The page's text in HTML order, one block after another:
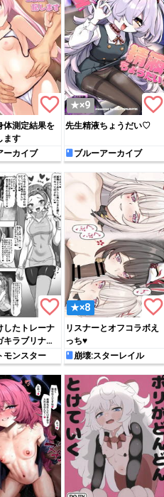
favorite_border
体測定結果を
ます
ーカイブ
★×9 favorite_border
先生精液ちょうだい♡
ブルーアーカイブ
favorite_border
したトレーナ
キラブリナに
モンスター
★×8 favorite_border
リスナーとオフコラボえ
っち♥
崩壊:スターレイル